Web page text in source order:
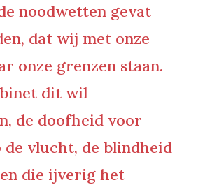
noodwetten gevat
dat wij met onze
onze grenzen staan.
dit wil
de doofheid voor
de vlucht, de blindheid
die ijverig het